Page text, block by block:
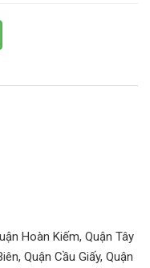
Hoàn Kiếm, Quận Tây
Quận Cầu Giấy, Quận